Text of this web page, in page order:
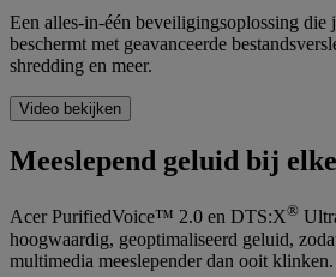
Een alles-in-één beveiligingsoplossing die
beschermt met geavanceerde
shredding en meer.
Video bekijken
Meeslepend geluid bij
Acer PurifiedVoice™ 2.0 en DTS:X®
hoogwaardig, geoptimaliseerd geluid,
multimedia meeslepender dan ooit klinken.